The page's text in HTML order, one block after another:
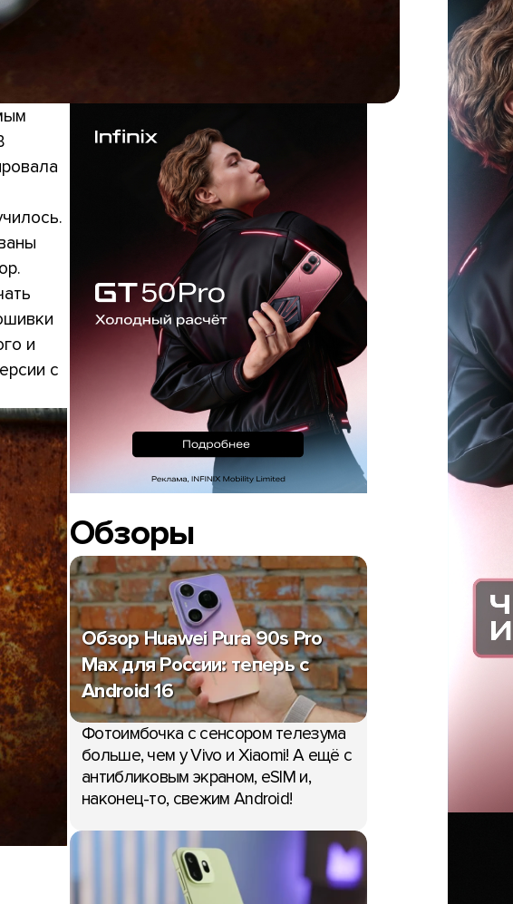
и
с
Обзоры
Обзор Huawei Pura 90s Pro
Max для России: теперь с
Android 16
Фотоимбочка с сенсором телезума
больше, чем у Vivo и Xiaomi! А ещё с
антибликовым экраном, eSIM и,
наконец-то, свежим Android!